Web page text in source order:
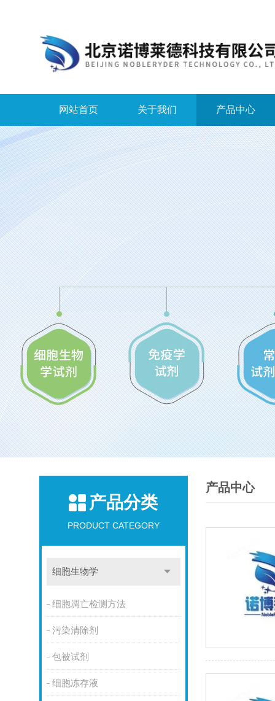
网站首页 关于我们 产品中心
产品分类
PRODUCT CATEGORY
细胞生物学
细胞凋亡检测方法
污染清除剂
包被试剂
细胞冻存液
产品中心